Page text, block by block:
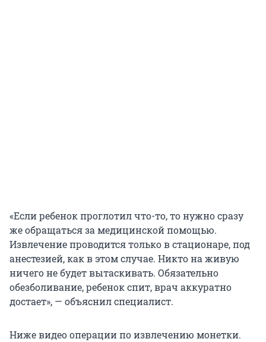
«Если ребенок проглотил что-то, то нужно сразу
же обращаться за медицинской помощью.
Извлечение проводится только в стационаре, под
анестезией, как в этом случае. Никто на живую
ничего не будет вытаскивать. Обязательно
обезболивание, ребенок спит, врач аккуратно
достает», — объяснил специалист.
Ниже видео операции по извлечению монетки.